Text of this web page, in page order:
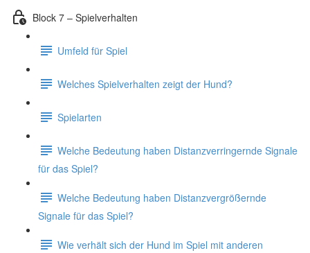
Block 7 – Spielverhalten
Umfeld für Spiel
Welches Spielverhalten zeigt der Hund?
Spielarten
Welche Bedeutung haben Distanzverringernde Signale
für das Spiel?
Welche Bedeutung haben Distanzvergrößernde
Signale für das Spiel?
Wie verhält sich der Hund im Spiel mit anderen